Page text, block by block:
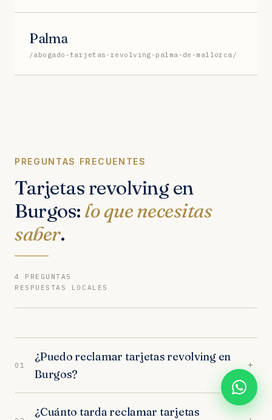
Palma
/abogado-tarjetas-revolving-palma-de-mallorca/
PREGUNTAS FRECUENTES
Tarjetas revolving en
Burgos: lo que necesitas
saber.
4 PREGUNTAS
RESPUESTAS LOCALES
01
¿Puedo reclamar tarjetas revolving en
Burgos?
+
especialistas en tarjetas revolving. Analizamos tu
¿Cuánto tarda reclamar tarjetas